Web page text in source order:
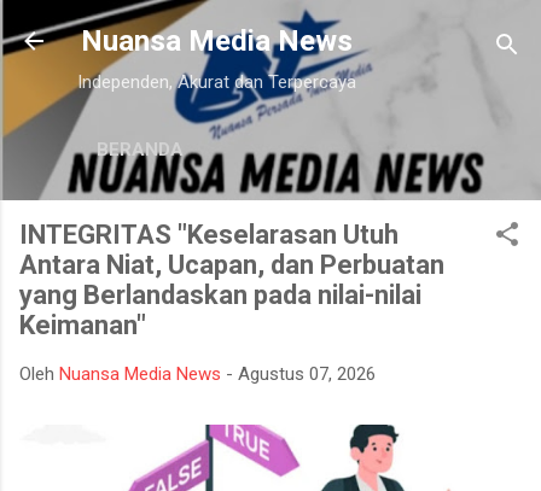
Langsung ke konten utama
Nuansa Media News
Independen, Akurat dan Terpercaya
BERANDA
INTEGRITAS "Keselarasan Utuh
Antara Niat, Ucapan, dan Perbuatan
yang Berlandaskan pada nilai-nilai
Keimanan"
Oleh Nuansa Media News - Agustus 07, 2026